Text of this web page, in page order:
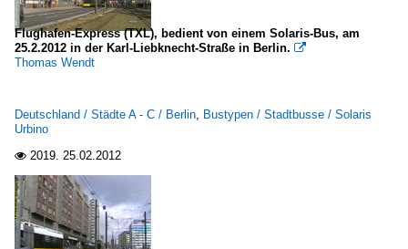
Flughafen-Express (TXL), bedient von einem Solaris-Bus, am
25.2.2012 in der Karl-Liebknecht-Straße in Berlin. 
Thomas Wendt
Deutschland / Städte A - C / Berlin, Bustypen / Stadtbusse / Solaris
Urbino
 2019. 25.02.2012